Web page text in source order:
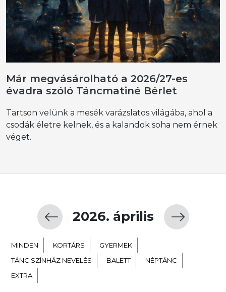
Már megvásárolható a 2026/27-es
évadra szóló Táncmatiné Bérlet
Tartson velünk a mesék varázslatos világába, ahol a
csodák életre kelnek, és a kalandok soha nem érnek
véget.
2026. április
MINDEN KORTÁRS
GYERMEK
TÁNC SZÍNHÁZ NEVELÉS
BALETT
NÉPTÁNC
EXTRA